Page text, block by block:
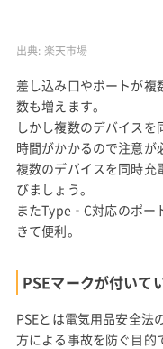
出典: 楽天市場
差し込み口やポートが複
数も増えます。
しかし複数のデバイス
時間がかかるので注意が
複数のデバイスを同時充
びましょう。
またType‐C対応のポー
きて便利。
PSEマークが付いて
PSEとは電気用品安全法
方による事故を防ぐ目的